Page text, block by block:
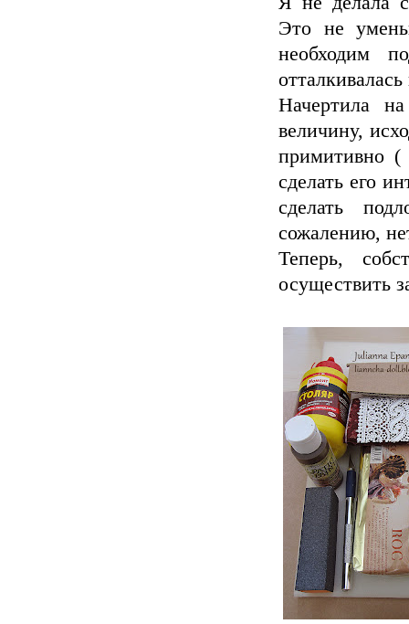
Это не
необходим
Начертила
величину,
примитивно (
сделать его
сделать
сожалению,
Теперь,
осуществить